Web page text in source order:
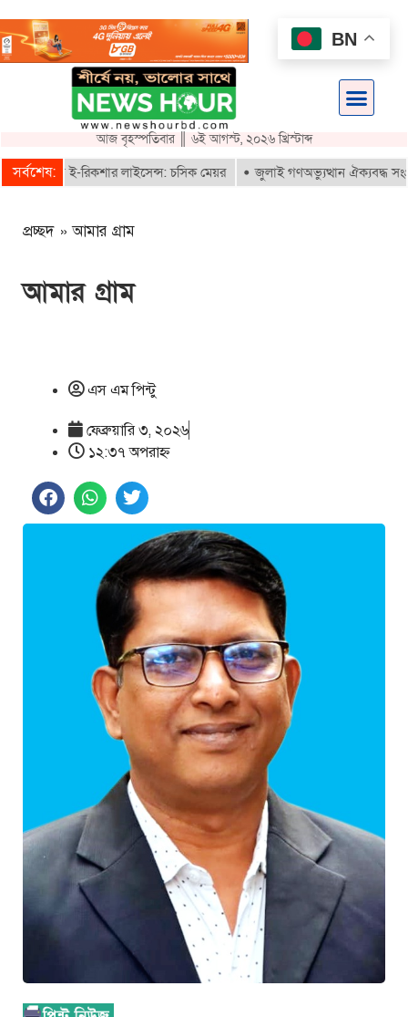
আজ বৃহস্পতিবার ║ ৬ই আগস্ট, ২০২৬ খ্রিস্টাব্দ
সর্বশেষ:
পাবে ই-রিকশার লাইসেন্স: চসিক মেয়র জুলাই গণঅভ্যুত্থান ঐক্যবদ্ধ
প্রচ্ছদ »আমার গ্রাম
আমার গ্রাম
এস এম পিন্টু
ফেব্রুয়ারি ৩, ২০২৬
১২:৩৭ অপরাহ্ণ
BN